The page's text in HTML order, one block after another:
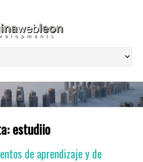
estudiio
de aprendizaje y de